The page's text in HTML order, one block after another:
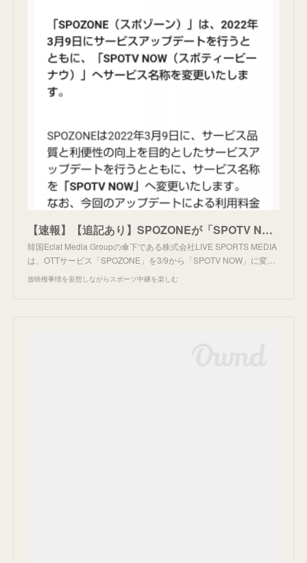
【速報】【追記あり】SPOZONEが「SPOTV NOW」に改名。
韓国Eclat Media Groupの傘下である株式会社LIVE SPORTS MEDIA
は、OTTサービス「SPOZONE」を3/9から「SPOTV NOW」に変…
放映権事情を妄想しながらスポーツ中継を楽しむ